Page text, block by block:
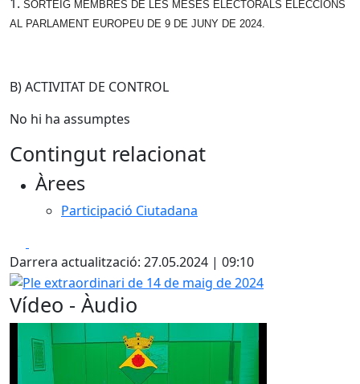
SORTEIG MEMBRES DE LES MESES ELECTORALS ELECCIONS
AL PARLAMENT EUROPEU DE 9 DE JUNY DE 2024.
B) ACTIVITAT DE CONTROL
No hi ha assumptes
Contingut relacionat
Àrees
Participació Ciutadana
Darrera actualització: 27.05.2024 | 09:10
Ple extraordinari de 14 de maig de 2024
Vídeo - Àudio